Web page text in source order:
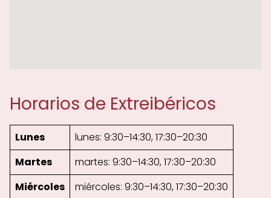
Horarios de Extreibéricos
Lunes
lunes: 9:30–14:30, 17:30–20:30
Martes
martes: 9:30–14:30, 17:30–20:30
Miércoles
miércoles: 9:30–14:30, 17:30–20:30